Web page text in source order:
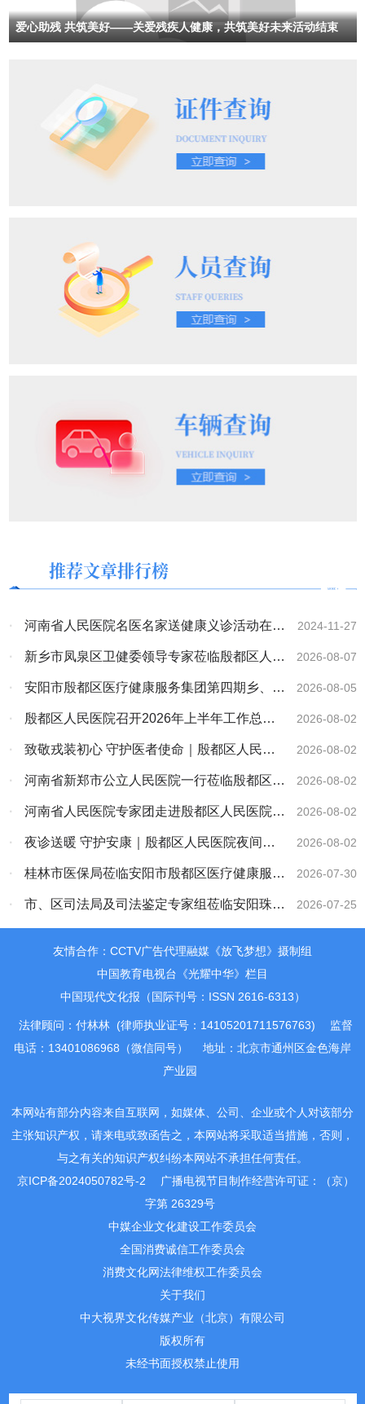
爱心助残 共筑美好——关爱残疾人健康，共筑美好未来活动结束
推荐文章排行榜
·
河南省人民医院名医名家送健康义诊活动在殷
都区人民医院顺利开启
2024-11-27
·
新乡市凤泉区卫健委领导专家莅临殷都区人民
医院考察交流
2026-08-07
·
安阳市殷都区医疗健康服务集团第四期乡、村
医务人员培训班开班
2026-08-05
·
殷都区人民医院召开2026年上半年工作总结
大会
2026-08-02
·
致敬戎装初心 守护医者使命｜殷都区人民医
院召开八一建军节座谈会
2026-08-02
·
河南省新郑市公立人民医院一行莅临殷都区医
疗健康服务集团考察交流
2026-08-02
·
河南省人民医院专家团走进殷都区人民医院大
型义诊活动圆满落幕
2026-08-02
·
夜诊送暖 守护安康｜殷都区人民医院夜间义
诊便民惠民
2026-08-02
·
桂林市医保局莅临安阳市殷都区医疗健康服务
集团考察交流
2026-07-30
·
市、区司法局及司法鉴定专家组莅临安阳珠泉
法医临床司法鉴定所开展“双随机、一公开”专项
检查指导工作
2026-07-25
友情合作：CCTV广告代理融媒《放飞梦想》摄制组
中国教育电视台《光耀中华》栏目
中国现代文化报（国际刊号：ISSN 2616-6313）
法律顾问：付林林 (律师执业证号：14105201711576763)
监督
电话：13401086968（微信同号）
地址：北京市通州区金色海岸
产业园
本网站有部分内容来自互联网，如媒体、公司、企业或个人对该部分
主张知识产权，请来电或致函告之，本网站将采取适当措施，否则，
与之有关的知识产权纠纷本网站不承担任何责任。
京ICP备2024050782号-2
广播电视节目制作经营许可证：（京）
字第 26329号
中媒企业文化建设工作委员会
全国消费诚信工作委员会
消费文化网法律维权工作委员会
关于我们
中大视界文化传媒产业（北京）有限公司
版权所有
未经书面授权禁止使用